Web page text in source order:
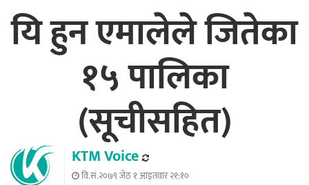
यि हुन एमालेले जितेका
१५ पालिका
(सूचीसहित)
KTM Voice
वि.सं.२०७९ जेठ १ आइतवार २१:१०